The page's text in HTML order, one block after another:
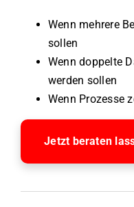
Wenn mehrere
sollen
Wenn doppelte
werden sollen
Wenn Prozesse
Jetzt beraten